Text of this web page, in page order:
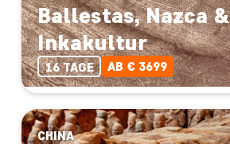
Ballestas, Nazca &
Inkakultur
16 TAGE AB € 3699
CHINA